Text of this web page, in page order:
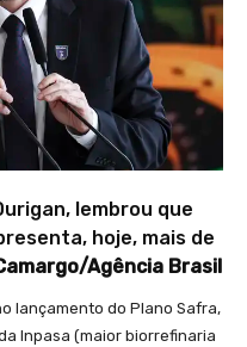
lembrou que
hoje, mais de
Agência Brasil
lançamento do Plano Safra,
Inpasa (maior biorrefinaria